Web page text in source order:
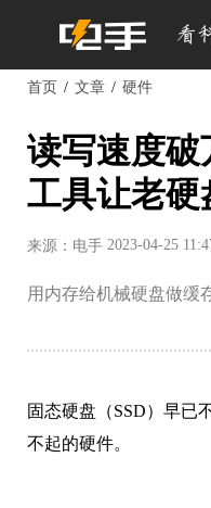
首页 文章 硬件
读写速度破
工具让老硬
来源：电手 2023-04-25
用内存给机械硬盘做缓
固态硬盘（SSD）早已
不起的硬件。